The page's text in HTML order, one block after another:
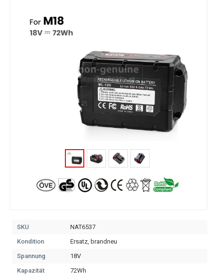
SKU
NAT6537
Kondition
Ersatz, brandneu
Spannung
18V
Kapazität
72Wh